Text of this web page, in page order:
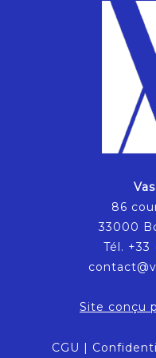
86
33000
Tél. +33
Site conçu
CGU |